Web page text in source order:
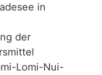
in
der
Lomi-Nui-